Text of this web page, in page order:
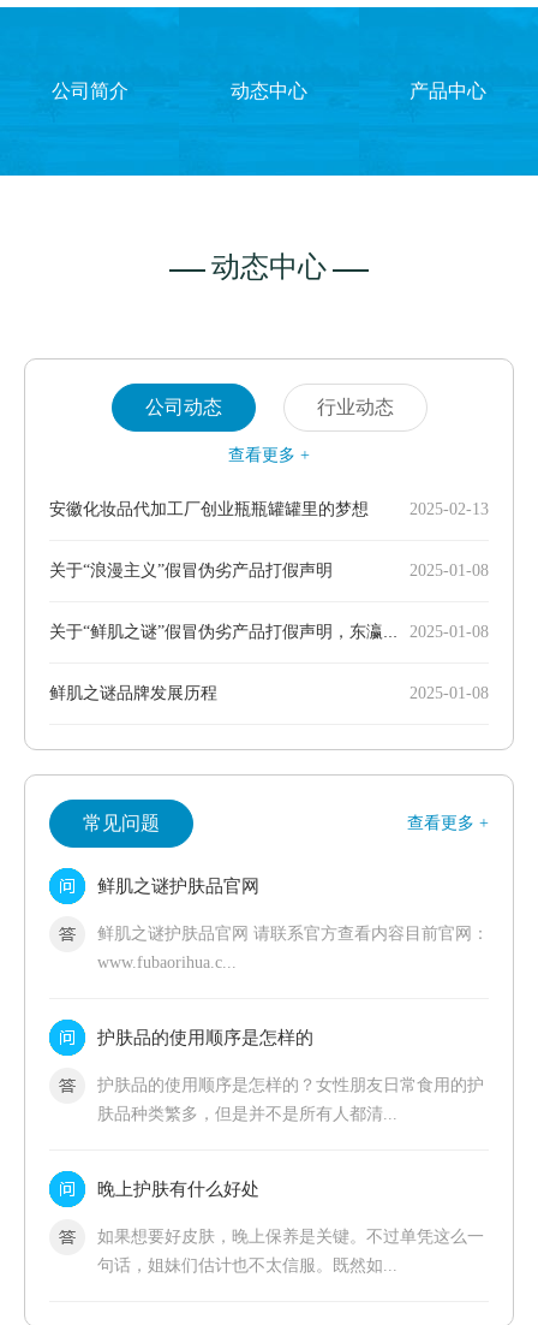
公司简介 动态中心 产品中心
动态中心
公司动态 行业动态
查看更多 +
2025-02-13
安徽化妆品代加工厂创业瓶瓶罐罐里的梦想
2025-01-08
关于“浪漫主义”假冒伪劣产品打假声明
2025-01-08
关于“鲜肌之谜”假冒伪劣产品打假声明，东瀛制药株式会社
2025-01-08
鲜肌之谜品牌发展历程
常见问题 查看更多 +
鲜肌之谜护肤品官网
鲜肌之谜护肤品官网 请联系官方查看内容目前官网：
www.fubaorihua.c...
护肤品的使用顺序是怎样的
护肤品的使用顺序是怎样的？女性朋友日常食用的护
肤品种类繁多，但是并不是所有人都清...
晚上护肤有什么好处
如果想要好皮肤，晚上保养是关键。不过单凭这么一
句话，姐妹们估计也不太信服。既然如...